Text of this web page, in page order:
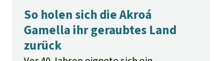
So holen sich die Akroá
Gamella ihr geraubtes Land
zurück